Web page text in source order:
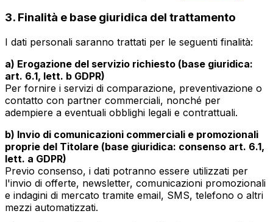
3. Finalità e base giuridica del trattamento
I dati personali saranno trattati per le seguenti finalità:
a) Erogazione del servizio richiesto (base giuridica:
art. 6.1, lett. b GDPR)
Per fornire i servizi di comparazione, preventivazione o
contatto con partner commerciali, nonché per
adempiere a eventuali obblighi legali e contrattuali.
b) Invio di comunicazioni commerciali e promozionali
proprie del Titolare (base giuridica: consenso art. 6.1,
lett. a GDPR)
Previo consenso, i dati potranno essere utilizzati per
l'invio di offerte, newsletter, comunicazioni promozionali
e indagini di mercato tramite email, SMS, telefono o altri
mezzi automatizzati.